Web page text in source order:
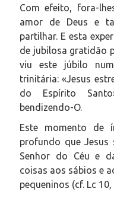
Com efeito, fora-
amor de Deus e
partilhar. E esta
de jubilosa gratidão
viu este júbilo
trinitária: «Jesus
do Espírito
bendizendo-O.
Este momento de
profundo que Jesus
Senhor do Céu e
coisas aos sábios e
pequeninos (cf. Lc 10,